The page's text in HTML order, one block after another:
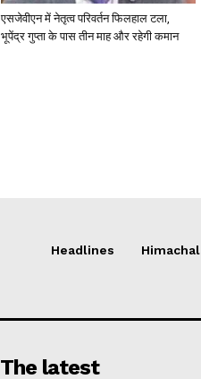
एसजेवीएन में नेतृत्व परिवर्तन फिलहाल टला,
भूपेंद्र गुप्ता के पास तीन माह और रहेगी कमान
Headlines Himachal
The latest